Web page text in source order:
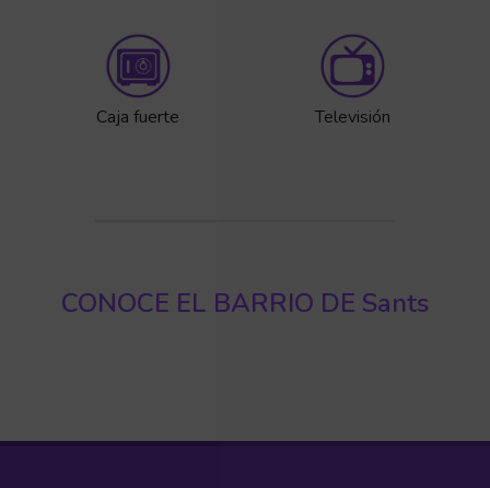
Caja fuerte Televisión
CONOCE EL BARRIO DE Sants